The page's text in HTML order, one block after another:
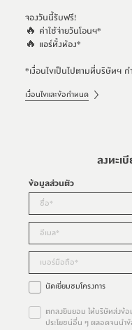
จองวันนี้รับฟรี!
🔥 ค่าใช้จ่ายวันโอนฯ*
🔥 แอร์ทั้งห้อง*
*เงื่อนไขเป็นไปตามที่บริษัทฯ
เงื่อนไขและข้อกำหนด
ลงทะเ
ข้อมูลส่วนตัว
นัดเยี่ยมชมโครงการ
ตกลงยินยอม ให้บริษัทส่งข้อ
ประโยชน์อื่น ๆ ตลอดจนนำ